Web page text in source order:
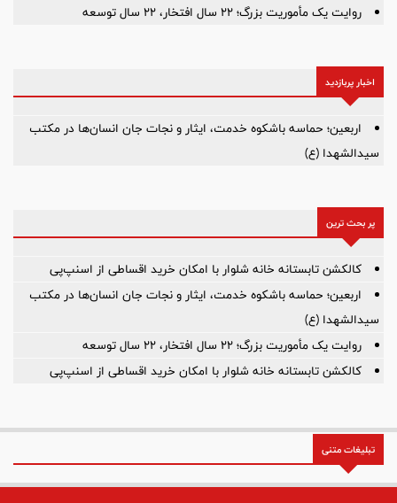
روایت یک مأموریت بزرگ؛ ۲۲ سال افتخار، ۲۲ سال توسعه
اخبار پربازدید
اربعین؛ حماسه باشکوه خدمت، ایثار و نجات جان انسان‌ها در مکتب
سیدالشهدا (ع)
پر بحث ترین
کالکشن تابستانه خانه شلوار با امکان خرید اقساطی از اسنپ‌پی
اربعین؛ حماسه باشکوه خدمت، ایثار و نجات جان انسان‌ها در مکتب
سیدالشهدا (ع)
روایت یک مأموریت بزرگ؛ ۲۲ سال افتخار، ۲۲ سال توسعه
کالکشن تابستانه خانه شلوار با امکان خرید اقساطی از اسنپ‌پی
تبلیغات متنی